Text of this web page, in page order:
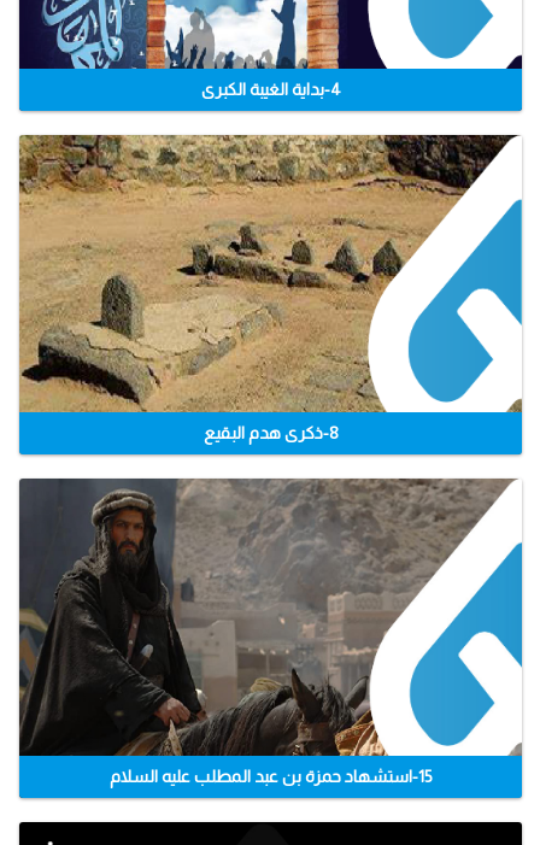
4-بداية الغيبة الكبرى
8-ذكرى هدم البقيع
15-استشهاد حمزة بن عبد المطلب عليه السلام